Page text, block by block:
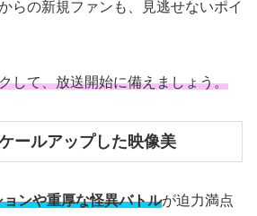
らの新規ファンも、見逃せないポイ
して、放送開始に備えましょう。
ールアップした映像美
ンや重厚な怪異バトルが迫力満点